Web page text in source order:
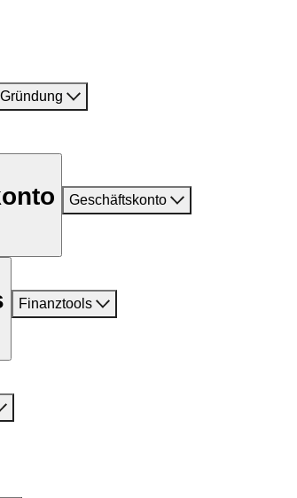
Gründung
Geschäftskonto
Finanztools